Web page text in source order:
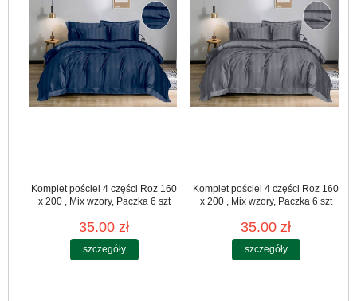
Komplet pościel 4 części Roz 160
x 200 , Mix wzory, Paczka 6 szt
35.00 zł
szczegóły
Komplet pościel 4 części Roz 160
x 200 , Mix wzory, Paczka 6 szt
35.00 zł
szczegóły